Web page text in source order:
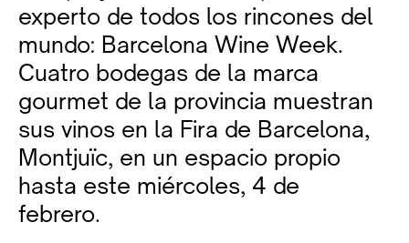
experto de todos los rincones del
mundo: Barcelona Wine Week.
Cuatro bodegas de la marca
gourmet de la provincia muestran
sus vinos en la Fira de Barcelona,
Montjuïc, en un espacio propio
hasta este miércoles, 4 de
febrero.